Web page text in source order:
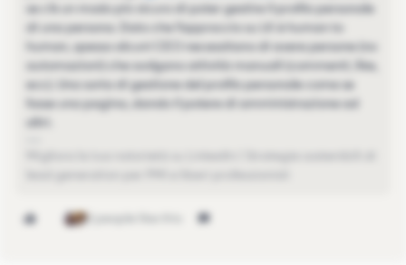
se c’è un modo più sicuro di poter gestire il profilo personale
di una persona. Dato che l’approccio su LK è human to
human, spesso alcuni CEO necessitano di avere persone (no
automazioni) che svolgano attività manuali (commenti, like,
ecc). Una sorta di gestione del profilo personale come se
fosse una pagina, dando il potere di amministrazione ad
altri.
2 people like this